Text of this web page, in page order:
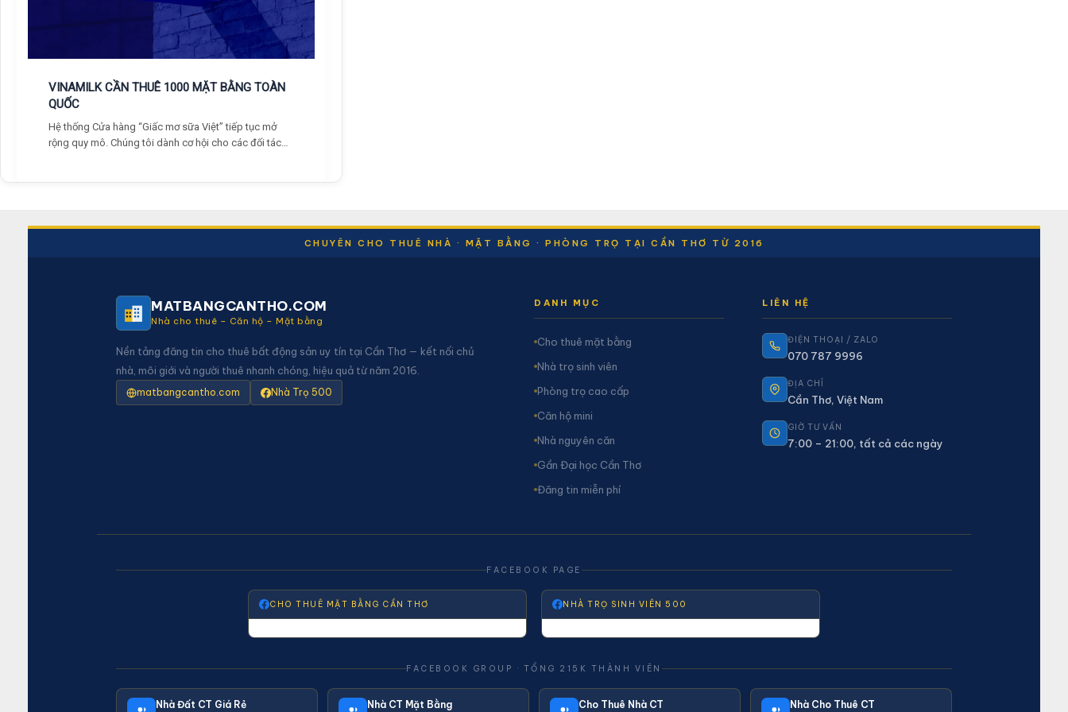
VINAMILK CẦN THUÊ 1000 MẶT BẰNG TOÀN
QUỐC
Hệ thống Cửa hàng “Giấc mơ sữa Việt” tiếp tục mở
rộng quy mô. Chúng tôi dành cơ hội cho các đối tác
CHUYÊN CHO THUÊ NHÀ · MẶT BẰNG · PHÒNG TRỌ TẠI CẦN THƠ TỪ 2016
MATBANGCANTHO.COM
Nhà cho thuê – Căn hộ – Mặt bằng
Nền tảng đăng tin cho thuê bất động sản uy tín tại Cần Thơ — kết nối chủ
nhà, môi giới và người thuê nhanh chóng, hiệu quả từ năm 2016.
matbangcantho.com Nhà Trọ 500
DANH MỤC
Cho thuê mặt bằng
Nhà trọ sinh viên
Phòng trọ cao cấp
Căn hộ mini
Nhà nguyên căn
Gần Đại học Cần Thơ
Đăng tin miễn phí
LIÊN HỆ
ĐIỆN THOẠI / ZALO
070 787 9996
ĐỊA CHỈ
Cần Thơ, Việt Nam
GIỜ TƯ VẤN
7:00 – 21:00, tất cả các ngày
FACEBOOK PAGE
CHO THUÊ MẶT BẰNG CẦN THƠ NHÀ TRỌ SINH VIÊN 500
FACEBOOK GROUP · TỔNG 215K THÀNH VIÊN
Nhà Đất CT Giá Rẻ Nhà CT Mặt Bằng Cho Thuê Nhà CT Nhà Cho Thuê CT